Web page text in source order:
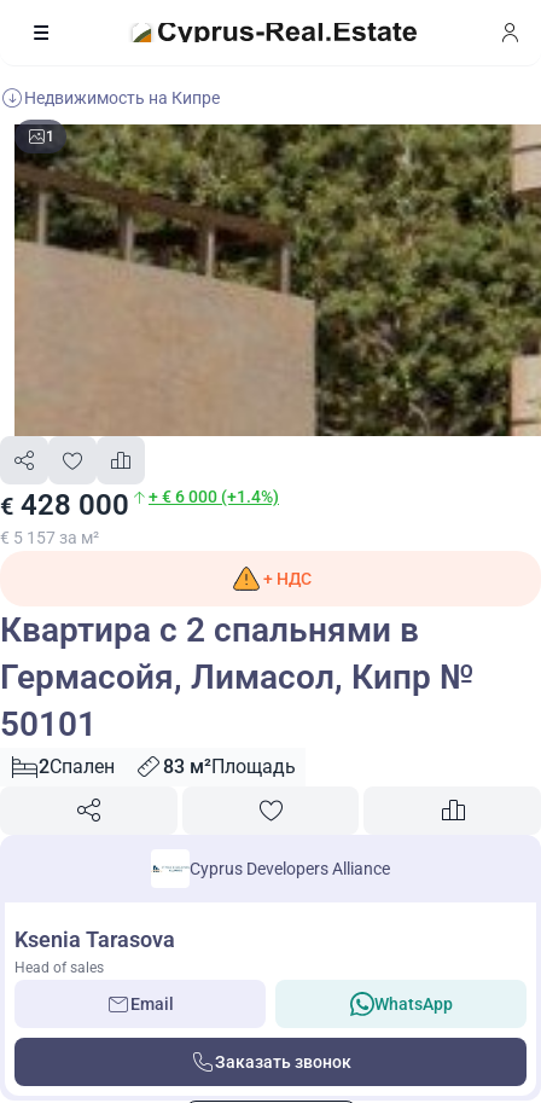
Недвижимость на Кипре
1
€ 428 000 + € 6 000 (+1.4%)
€ 5 157 за м²
+ НДС
Квартира с 2 спальнями в
Гермасойя, Лимасол, Кипр №
50101
2Спален 83 м²Площадь
Cyprus Developers Alliance
Ksenia Tarasova
Head of sales
Email WhatsApp
Заказать звонок